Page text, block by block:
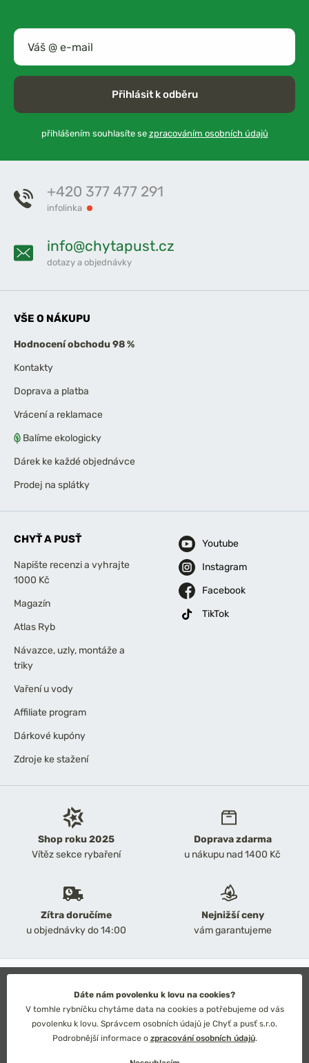
Přihlásit k odběru
přihlášením souhlasíte se zpracováním osobních údajů
Shop roku 2025
Vítěz sekce rybaření
Doprava zdarma
u nákupu nad 1400 Kč
Zítra doručíme
u objednávky do 14:00
Nejnižší ceny
vám garantujeme
+420 377 477 291
infolinka
info@chytapust.cz
dotazy a objednávky
VŠE O NÁKUPU
Hodnocení obchodu 98 %
Kontakty
Doprava a platba
Vrácení a reklamace
Balíme ekologicky
Dárek ke každé objednávce
Prodej na splátky
CHYŤ A PUSŤ
Napište recenzi a vyhrajte
1000 Kč
Magazín
Atlas Ryb
Návazce, uzly, montáže a
triky
Vaření u vody
Affiliate program
Dárkové kupóny
Zdroje ke stažení
Youtube
Instagram
Facebook
TikTok
Obchodní podmínky
Ochrana osobních údajů
Technické řešení: Simplia s.r.o.
Strategický design: Petr Široký
Dáte nám povolenku k lovu na cookies?
V tomhle rybníčku chytáme data na cookies a potřebujeme od vás
povolenku k lovu. Správcem osobních údajů je Chyť a pusť s.r.o.
Podrobnější informace o zpracování osobních údajů.